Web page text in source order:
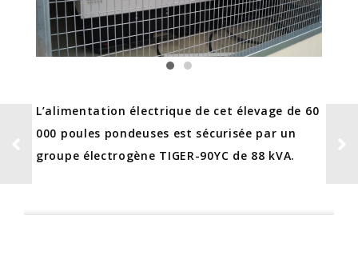
L’alimentation électrique de cet élevage de 60
000 poules pondeuses est sécurisée par un
groupe électrogène TIGER-90YC de 88 kVA.